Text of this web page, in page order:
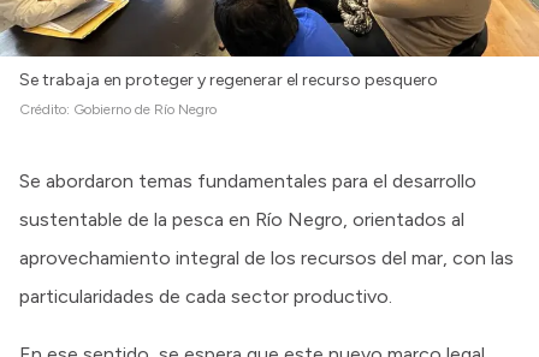
Se trabaja en proteger y regenerar el recurso pesquero
Crédito: Gobierno de Río Negro
Se abordaron temas fundamentales para el desarrollo
sustentable de la pesca en Río Negro, orientados al
aprovechamiento integral de los recursos del mar, con las
particularidades de cada sector productivo.